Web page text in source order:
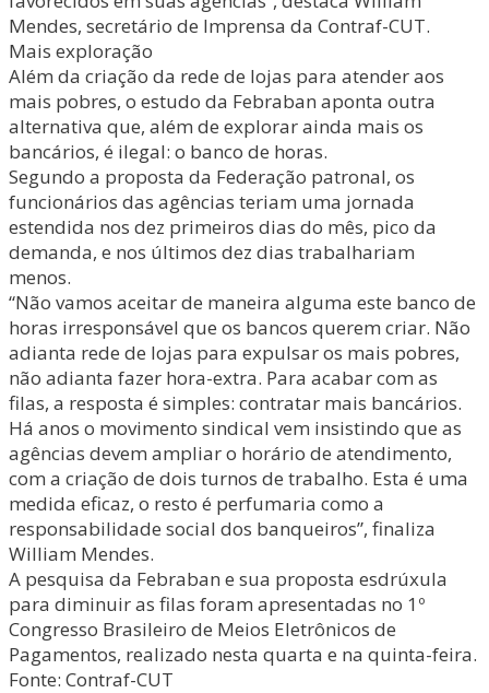
Mendes, secretário de Imprensa da Contraf-CUT.
Mais exploração
Além da criação da rede de lojas para atender aos
mais pobres, o estudo da Febraban aponta outra
alternativa que, além de explorar ainda mais os
bancários, é ilegal: o banco de horas.
Segundo a proposta da Federação patronal, os
funcionários das agências teriam uma jornada
estendida nos dez primeiros dias do mês, pico da
demanda, e nos últimos dez dias trabalhariam
menos.
“Não vamos aceitar de maneira alguma este banco de
horas irresponsável que os bancos querem criar. Não
adianta rede de lojas para expulsar os mais pobres,
não adianta fazer hora-extra. Para acabar com as
filas, a resposta é simples: contratar mais bancários.
Há anos o movimento sindical vem insistindo que as
agências devem ampliar o horário de atendimento,
com a criação de dois turnos de trabalho. Esta é uma
medida eficaz, o resto é perfumaria como a
responsabilidade social dos banqueiros”, finaliza
William Mendes.
A pesquisa da Febraban e sua proposta esdrúxula
para diminuir as filas foram apresentadas no 1º
Congresso Brasileiro de Meios Eletrônicos de
Pagamentos, realizado nesta quarta e na quinta-feira.
Fonte: Contraf-CUT